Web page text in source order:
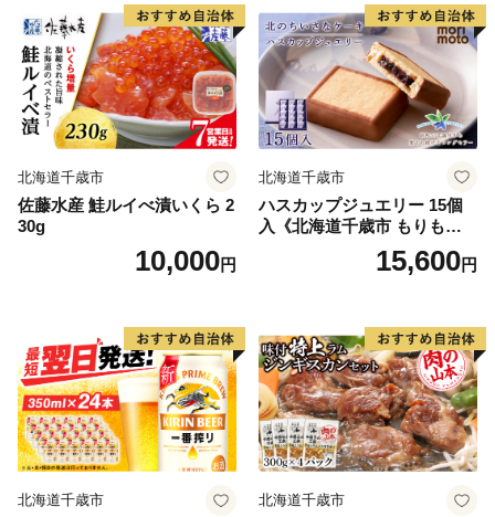
北海道千歳市
佐藤水産 鮭ルイべ漬いくら 2
30g
10,000円
北海道千歳市
ハスカップジュエリー 15個
入《北海道千歳市 もりも
15,600円
北海道千歳市 北海道千歳市